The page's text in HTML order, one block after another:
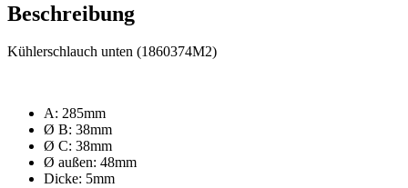
Beschreibung
Kühlerschlauch unten (1860374M2)
A: 285mm
Ø B: 38mm
Ø C: 38mm
Ø außen: 48mm
Dicke: 5mm